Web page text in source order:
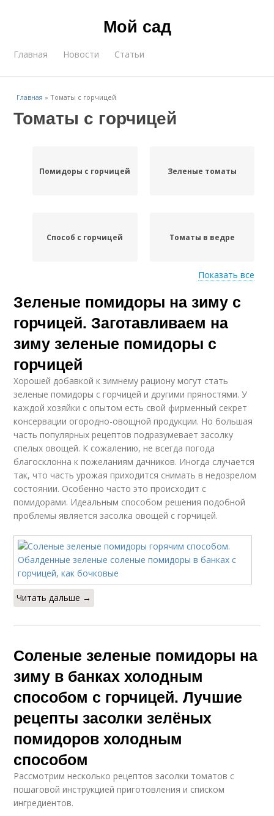
Мой сад
Главная Новости Статьи
Главная »Томаты с горчицей
Томаты с горчицей
Помидоры с горчицей Зеленые томаты
Способ с горчицей Томаты в ведре
Томаты в кастрюле
Помидоры с сухой
горчицей
Показать все
Зеленые помидоры на зиму с
горчицей. Заготавливаем на
зиму зеленые помидоры с
горчицей
Хорошей добавкой к зимнему рациону могут стать
зеленые помидоры с горчицей и другими пряностями. У
каждой хозяйки с опытом есть свой фирменный секрет
консервации огородно-овощной продукции. Но большая
часть популярных рецептов подразумевает засолку
спелых овощей. К сожалению, не всегда погода
благосклонна к пожеланиям дачников. Иногда случается
так, что часть урожая приходится снимать в недозрелом
состоянии. Особенно часто это происходит с
помидорами. Идеальным способом решения подобной
проблемы является засолка овощей с горчицей.
Читать дальше →
Соленые зеленые помидоры на
зиму в банках холодным
способом с горчицей. Лучшие
рецепты засолки зелёных
помидоров холодным
способом
Рассмотрим несколько рецептов засолки томатов с
пошаговой инструкцией приготовления и списком
ингредиентов.